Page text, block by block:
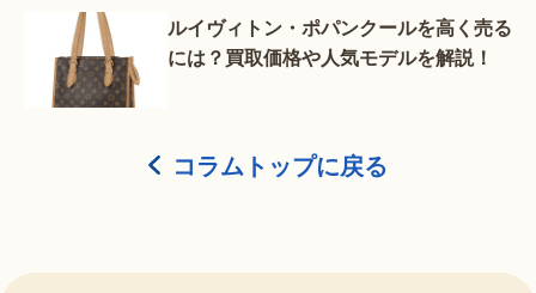
ルイヴィトン・ポパンクールを高く売る
には？買取価格や人気モデルを解説！
コラムトップに戻る